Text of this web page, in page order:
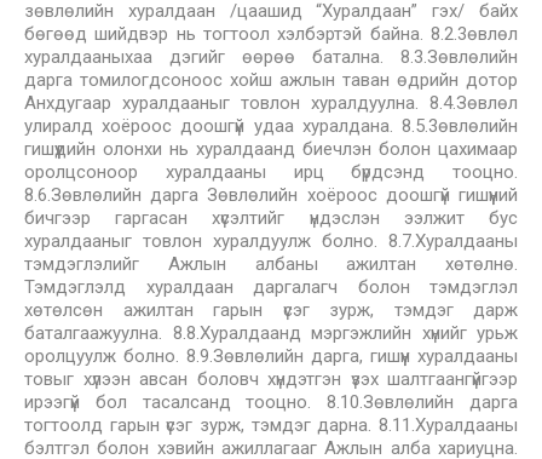
зөвлөлийн хуралдаан /цаашид “Хуралдаан” гэх/ байх
бөгөөд шийдвэр нь тогтоол хэлбэртэй байна. 8.2.3өвлөл
хуралдааныхаа дэгийг өөрөө батална. 8.3.Зөвлөлийн
дарга томилогдсоноос хойш ажлын таван өдрийн дотор
Анхдугаар хуралдааныг товлон хуралдуулна. 8.4.Зөвлөл
улиралд хоёроос доошгүй удаа хуралдана. 8.5.3өвлөлийн
гишүүдийн олонхи нь хуралдаанд биечлэн болон цахимаар
оролцсоноор хуралдааны ирц бүрдсэнд тооцно.
8.6.Зөвлөлийн дарга Зөвлөлийн хоёроос доошгүй гишүүний
бичгээр гаргасан хүсэлтийг үндэслэн ээлжит бус
хуралдааныг товлон хуралдуулж болно. 8.7.Хуралдааны
тэмдэглэлийг Ажлын албаны ажилтан хөтөлнө.
Тэмдэглэлд хуралдаан даргалагч болон тэмдэглэл
хөтөлсөн ажилтан гарын үсэг зурж, тэмдэг дарж
баталгаажуулна. 8.8.Хуралдаанд мэргэжлийн хүнийг урьж
оролцуулж болно. 8.9.Зөвлөлийн дарга, гишүүн хуралдааны
товыг хүлээн авсан боловч хүндэтгэн үзэх шалтгаангүйгээр
ирээгүй бол тасалсанд тооцно. 8.10.Зөвлөлийн дарга
тогтоолд гарын үсэг зурж, тэмдэг дарна. 8.11.Хуралдааны
бэлтгэл болон хэвийн ажиллагааг Ажлын алба хариуцна.